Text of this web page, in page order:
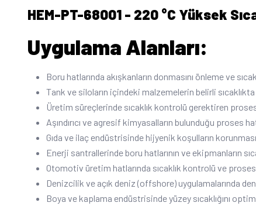
HEM-PT-68001 - 220 °C Yüksek
Uygulama Alanları:
Boru hatlarında akışkanların donmasını önleme ve
Tank ve siloların içindeki malzemelerin belirli
Üretim süreçlerinde sıcaklık kontrolü gerektiren
Aşındırıcı ve agresif kimyasalların bulunduğu proses
Gıda ve ilaç endüstrisinde hijyenik koşulların
Enerji santrallerinde boru hatlarının ve ekipmanların
Otomotiv üretim hatlarında sıcaklık kontrolü ve proses
Denizcilik ve açık deniz (offshore) uygulamalarında
Boya ve kaplama endüstrisinde yüzey sıcaklığını